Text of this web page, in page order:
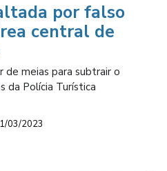
por falso
central de
de meias para subtrair o
da Polícia Turística
03/2023